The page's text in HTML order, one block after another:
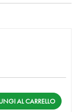
AL CARRELLO